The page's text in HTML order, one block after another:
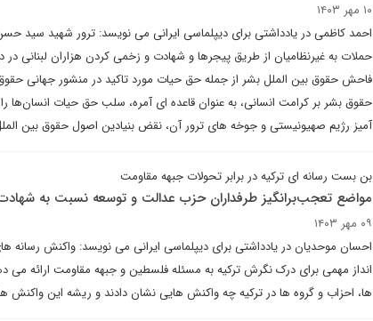
۱۰ مهر ۱۴۰۳
احمد کاظمی در یادداشتی برای دیپلماسی ایرانی می نویسد: ترور شهید سید حسن
حملات به غیرنظامیان از طریق پیجرها و شهادت و زخمی کردن هزاران لبنانی در
فاحش حقوق بین الملل بشر از جمله حق حیات مورد تاکید در منشور جهانی
حقوق بشر بر کرامت انسانی، به عنوان قاعده ای آمره، سلب حق حیات انسان‌ها
آمیز رژیم صهیونیستی و جوخه های ترور آن، نقض بنیادین اصول حقوق بین
بن بست رسانه ای ترکیه در برابر تحولات جبهه مقاومت
مواضع تعجب‌برانگیز طرفداران حزب عدالت و توسعه نسبت به
۰۹ مهر ۱۴۰۳
احسان موحدیان در یادداشتی برای دیپلماسی ایرانی می نویسد: واکنش
انداز مهمی برای درک نگرش ترکیه به مسئله فلسطین و جبهه مقاومت ارائه
ها، احزاب و گروه ها در ترکیه چه واکنش هایی نشان دادند و ریشه این واکنش